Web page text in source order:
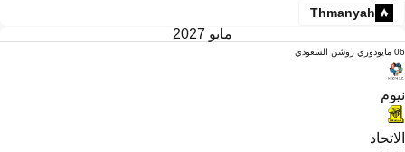
Thmanyah
مايو 2027
06 مايو دوري روشن السعودي
نيوم
الاتحاد